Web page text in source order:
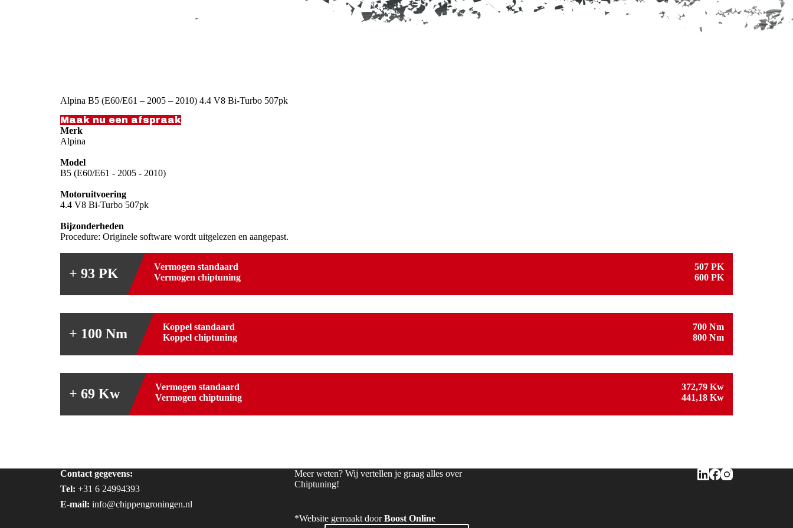
Alpina B5 (E60/E61 – 2005 – 2010) 4.4 V8 Bi-Turbo 507pk
Maak nu een afspraak
Merk
Alpina
Model
B5 (E60/E61 - 2005 - 2010)
Motoruitvoering
4.4 V8 Bi-Turbo 507pk
Bijzonderheden
Procedure: Originele software wordt uitgelezen en aangepast.
+ 93 PK Vermogen standaard
507 PK
Vermogen chiptuning
600 PK
+ 100 Nm Koppel standaard
700 Nm
Koppel chiptuning
800 Nm
+ 69 Kw Vermogen standaard
372,79 Kw
Vermogen chiptuning
441,18 Kw
Contact gegevens:
Tel: +31 6 24994393
E-mail: info@chippengroningen.nl
Meer weten? Wij vertellen je graag alles over
Chiptuning!
*Website gemaakt doorBoost Online